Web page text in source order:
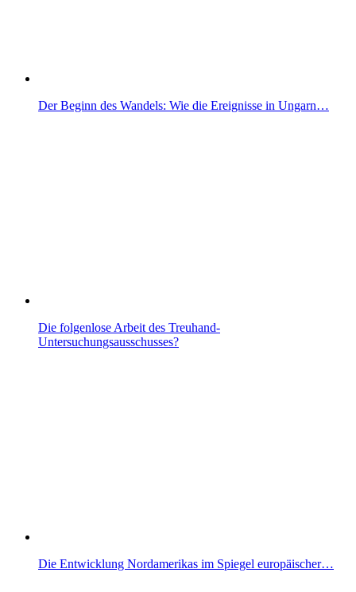
Der Beginn des Wandels: Wie die Ereignisse in Ungarn…
Die folgenlose Arbeit des Treuhand-
Untersuchungsausschusses?
Die Entwicklung Nordamerikas im Spiegel europäischer…